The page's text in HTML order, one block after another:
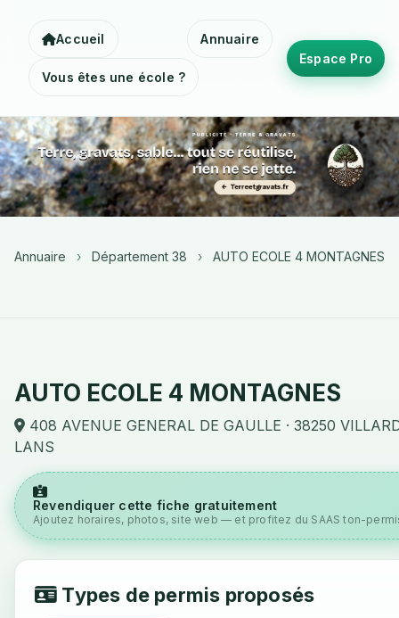
Accueil Annuaire
Vous êtes une école ?
Espace Pro
Annuaire › Département 38 › AUTO ECOLE 4 MONTAGNES
AUTO ECOLE 4 MONTAGNES
408 AVENUE GENERAL DE GAULLE · 38250
LANS
Revendiquer cette fiche gratuitement
Ajoutez horaires, photos, site web — et profitez du SAAS ton-
Types de permis proposés